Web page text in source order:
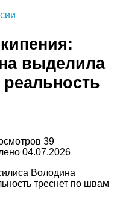
выделила
39
04.07.2026